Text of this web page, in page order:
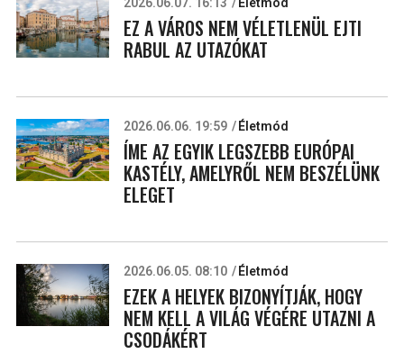
EZ A VÁROS NEM VÉLETLENÜL EJTI
RABUL AZ UTAZÓKAT
2026.06.06. 19:59 Életmód
ÍME AZ EGYIK LEGSZEBB EURÓPAI
KASTÉLY, AMELYRŐL NEM BESZÉLÜNK
ELEGET
2026.06.05. 08:10 Életmód
EZEK A HELYEK BIZONYÍTJÁK, HOGY
NEM KELL A VILÁG VÉGÉRE UTAZNI A
CSODÁKÉRT